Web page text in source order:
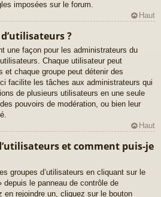
imposées sur le forum.
Haut
?
une façon pour les administrateurs du
Chaque utilisateur peut
et chaque groupe peut détenir des
facilite les tâches aux administrateurs qui
de plusieurs utilisateurs en une seule
pouvoirs de modération, ou bien leur
Haut
et comment puis-je
groupes d’utilisateurs en cliquant sur le
depuis le panneau de contrôle de
en rejoindre un, cliquez sur le bouton